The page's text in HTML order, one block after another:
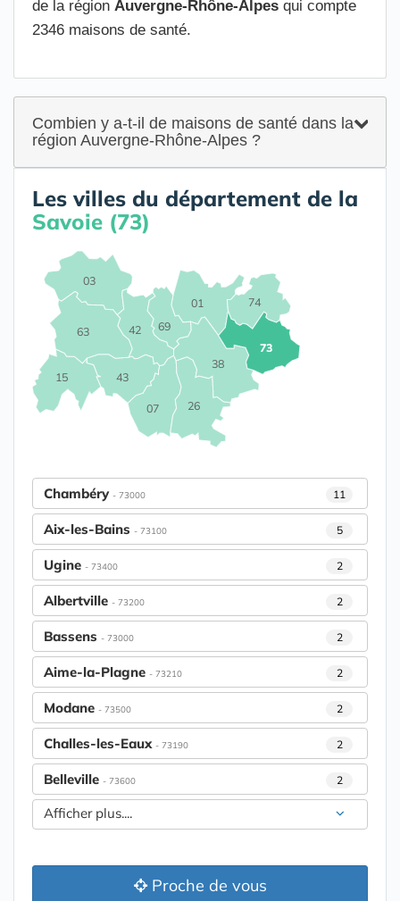
de la région Auvergne-Rhône-Alpes qui compte
2346 maisons de santé.
Combien y a-t-il de maisons de santé dans la
région Auvergne-Rhône-Alpes ?
Les villes du département de la
Savoie (73)
01
03
07
15
26
38
42
43
63
69
73
74
Chambéry - 73000 11
Aix-les-Bains - 73100 5
Ugine - 73400 2
Albertville - 73200 2
Bassens - 73000 2
Aime-la-Plagne - 73210 2
Modane - 73500 2
Challes-les-Eaux - 73190 2
Belleville - 73600 2
Afficher plus....
Proche de vous